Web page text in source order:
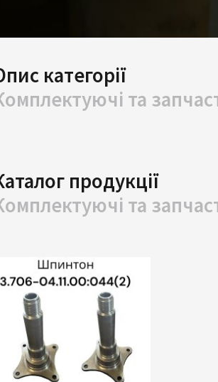
категорії
та
продукції
та